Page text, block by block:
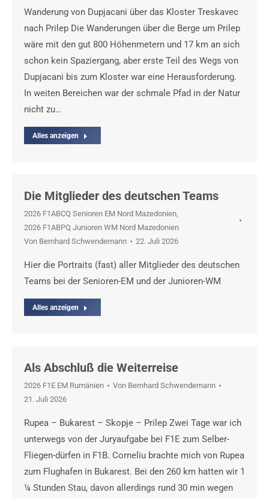
Wanderung von Dupjacani über das Kloster Treskavec
nach Prilep Die Wanderungen über die Berge um Prilep
wäre mit den gut 800 Höhenmetern und 17 km an sich
schon kein Spaziergang, aber erste Teil des Wegs von
Dupjacani bis zum Kloster war eine Herausforderung.
In weiten Bereichen war der schmale Pfad in der Natur
nicht zu…
Alles anzeigen
Die Mitglieder des deutschen Teams
2026 F1ABCQ Senioren EM Nord Mazedonien,
2026 F1ABPQ Junioren WM Nord Mazedonien
Von Bernhard Schwendemann 22. Juli 2026
Hier die Portraits (fast) aller Mitglieder des deutschen
Teams bei der Senioren-EM und der Junioren-WM
Alles anzeigen
Als Abschluß die Weiterreise
2026 F1E EM Rumänien Von Bernhard Schwendemann
21. Juli 2026
Rupea – Bukarest – Skopje – Prilep Zwei Tage war ich
unterwegs von der Juryaufgabe bei F1E zum Selber-
Fliegen-dürfen in F1B. Corneliu brachte mich von Rupea
zum Flughafen in Bukarest. Bei den 260 km hatten wir 1
¼ Stunden Stau, davon allerdings rund 30 min wegen